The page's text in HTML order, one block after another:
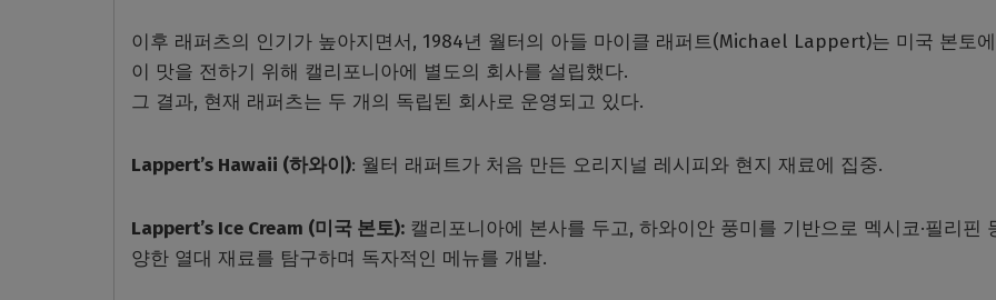
이후 래퍼츠의 인기가 높아지면서, 1984년 월터의 아들 마이클 래퍼트(Michael Lappert)는 미국 본토
이 맛을 전하기 위해 캘리포니아에 별도의 회사를 설립했다.
그 결과, 현재 래퍼츠는 두 개의 독립된 회사로 운영되고 있다.
Lappert’s Hawaii (하와이): 월터 래퍼트가 처음 만든 오리지널 레시피와 현지 재료에 집중.
Lappert’s Ice Cream (미국 본토): 캘리포니아에 본사를 두고, 하와이안 풍미를 기반으로 멕시코·필리핀
양한 열대 재료를 탐구하며 독자적인 메뉴를 개발.